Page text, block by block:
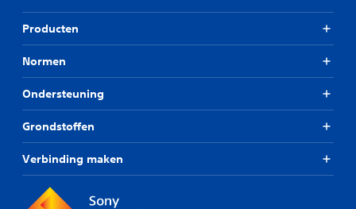
Producten
Normen
Ondersteuning
Grondstoffen
Verbinding maken